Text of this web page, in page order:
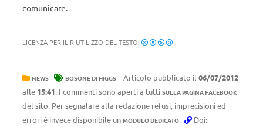
comunicare.
LICENZA PER IL RIUTILIZZO DEL TESTO:
NEWS BOSONE DI HIGGS Articolo pubblicato il 06/07/2012
alle 15:41. I commenti sono aperti a tutti SULLA PAGINA FACEBOOK
del sito. Per segnalare alla redazione refusi, imprecisioni ed
errori è invece disponibile un MODULO DEDICATO. Doi: